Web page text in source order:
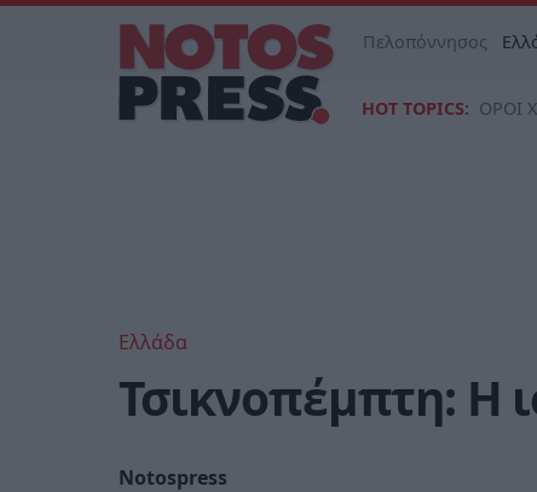
Πελοπόννησος
HOT TOPICS: ΟΡΟΙ
Ελλάδα
Τσικνοπέμπτη: Η
Notospress